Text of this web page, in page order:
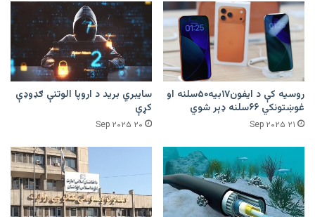
روسیه کې د ایفون‌۱۷بیه۵۰سلنه او
غوښتونکي ۶۶سلنه ډېر شوي‏
۲۱ Sep ۲۰۲۵
سايبري برید د اروپا الوتنې ګډوډې
کړې
۲۰ Sep ۲۰۲۵